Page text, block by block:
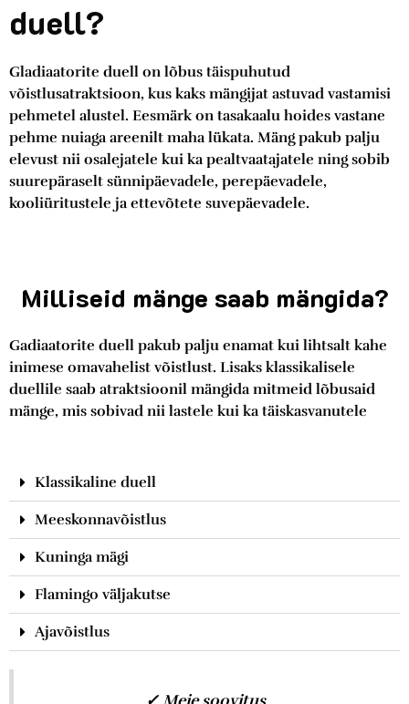
duell?
Gladiaatorite duell on lõbus täispuhutud
võistlusatraktsioon, kus kaks mängijat astuvad vastamisi
pehmetel alustel. Eesmärk on tasakaalu hoides vastane
pehme nuiaga areenilt maha lükata. Mäng pakub palju
elevust nii osalejatele kui ka pealtvaatajatele ning sobib
suurepäraselt sünnipäevadele, perepäevadele,
kooliüritustele ja ettevõtete suvepäevadele.
Milliseid mänge saab mängida?
Gadiaatorite duell pakub palju enamat kui lihtsalt kahe
inimese omavahelist võistlust. Lisaks klassikalisele
duellile saab atraktsioonil mängida mitmeid lõbusaid
mänge, mis sobivad nii lastele kui ka täiskasvanutele
Klassikaline duell
Meeskonnavõistlus
Kuninga mägi
Flamingo väljakutse
Ajavõistlus